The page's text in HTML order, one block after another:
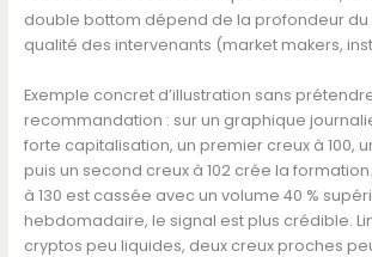
double bottom dépend de la profondeur
qualité des intervenants (market makers,
Exemple concret d’illustration sans
recommandation : sur un graphique
forte capitalisation, un premier creux à 100,
puis un second creux à 102 crée la
à 130 est cassée avec un volume 40 %
hebdomadaire, le signal est plus crédible.
cryptos peu liquides, deux creux proches